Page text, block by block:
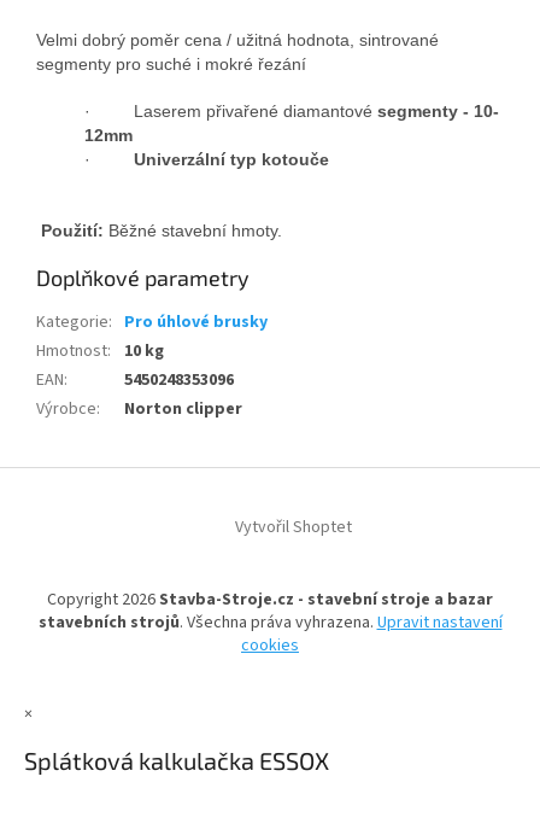
Velmi dobrý poměr cena / užitná hodnota, sintrované
segmenty pro suché i mokré řezání
· Laserem přivařené diamantové segmenty - 10-
12mm
· Univerzální typ kotouče
Použití: Běžné stavební hmoty.
Doplňkové parametry
Kategorie: Pro úhlové brusky
Hmotnost:
10 kg
EAN:
5450248353096
Výrobce: Norton clipper
Vytvořil Shoptet
Copyright 2026Stavba-Stroje.cz - stavební stroje a bazar
stavebních strojů. Všechna práva vyhrazena.Upravit nastavení
cookies
×
Splátková kalkulačka ESSOX